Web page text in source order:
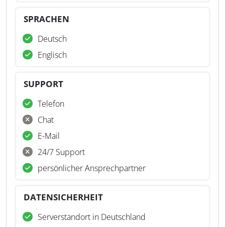
SPRACHEN
Deutsch
Englisch
SUPPORT
Telefon
Chat
E-Mail
24/7 Support
persönlicher Ansprechpartner
DATENSICHERHEIT
Serverstandort in Deutschland